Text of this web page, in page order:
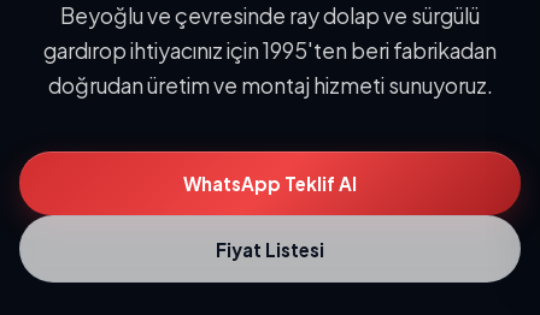
Beyoğlu ve çevresinde ray dolap ve sürgülü
gardırop ihtiyacınız için 1995'ten beri fabrikadan
doğrudan üretim ve montaj hizmeti sunuyoruz.
WhatsApp Teklif Al
Fiyat Listesi